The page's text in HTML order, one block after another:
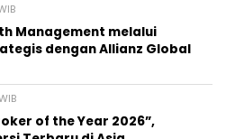
Management melalui
dengan Allianz Global
of the Year 2026”,